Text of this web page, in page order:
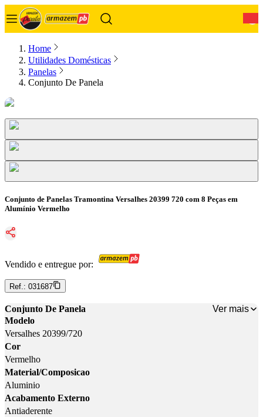
Home
Utilidades Domésticas
Panelas
Conjunto De Panela
Conjunto de Panelas Tramontina Versalhes 20399 720 com 8 Peças em
Alumínio Vermelho
Vendido e entregue por:
Ref.: 031687
Conjunto De Panela
Ver mais
Modelo
Versalhes 20399/720
Cor
Vermelho
Material/Composicao
Aluminio
Acabamento Externo
Antiaderente